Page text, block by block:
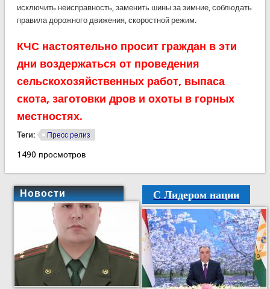
исключить неисправность, заменить шины за зимние, соблюдать
правила дорожного движения, скоростной режим.
КЧС настоятельно просит граждан в эти
дни воздержаться от проведения
сельскохозяйственных работ, выпаса
скота, заготовки дров и охоты в горных
местностях.
Теги: Пресс релиз
1490 просмотров
Новости С Лидером нации